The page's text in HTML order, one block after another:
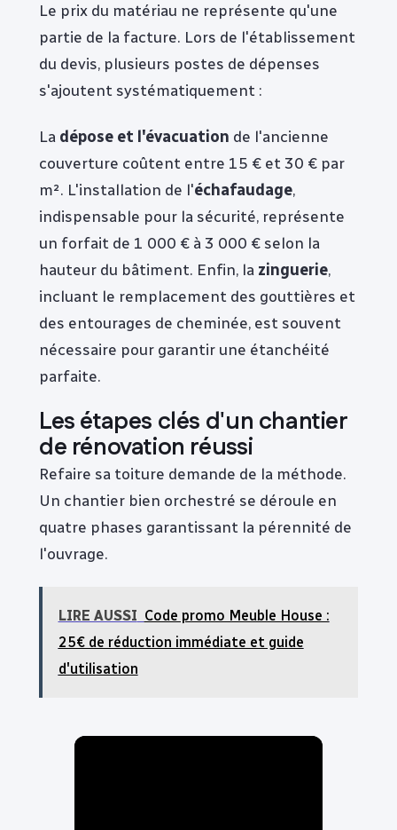
Le prix du matériau ne représente qu'une
partie de la facture. Lors de l'établissement
du devis, plusieurs postes de dépenses
s'ajoutent systématiquement :
La dépose et l'évacuation de l'ancienne
couverture coûtent entre 15 € et 30 € par
m². L'installation de l'échafaudage,
indispensable pour la sécurité, représente
un forfait de 1 000 € à 3 000 € selon la
hauteur du bâtiment. Enfin, la zinguerie,
incluant le remplacement des gouttières et
des entourages de cheminée, est souvent
nécessaire pour garantir une étanchéité
parfaite.
Les étapes clés d'un chantier
de rénovation réussi
Refaire sa toiture demande de la méthode.
Un chantier bien orchestré se déroule en
quatre phases garantissant la pérennité de
l'ouvrage.
LIRE AUSSI Code promo Meuble House :
25€ de réduction immédiate et guide
d'utilisation